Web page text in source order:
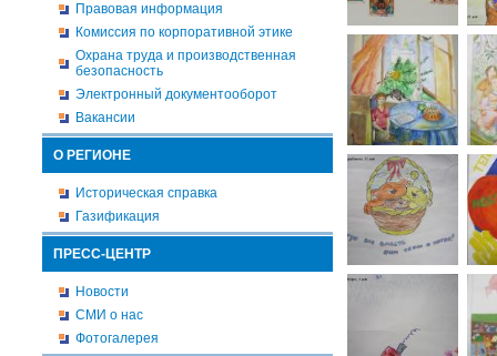
Правовая информация
Комиссия по корпоративной этике
Охрана труда и производственная
безопасность
Электронный документооборот
Вакансии
О РЕГИОНЕ
Историческая справка
Газификация
ПРЕСС-ЦЕНТР
Новости
СМИ о нас
Фотогалерея